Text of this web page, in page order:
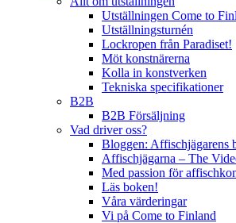
Utställningen Come to
Utställningsturnén
Lockropen från Paradiset!
Möt konstnärerna
Kolla in konstverken
Tekniska specifikationer
B2B
B2B Försäljning
Vad driver oss?
Bloggen: Affischjägarens
Affischjägarna – The
Med passion för
Läs boken!
Våra värderingar
Vi på Come to Finland